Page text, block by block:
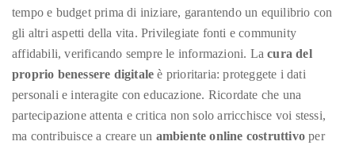
tempo e budget prima di iniziare, garantendo un equilibrio con
gli altri aspetti della vita. Privilegiate fonti e community
affidabili, verificando sempre le informazioni. Lacura del
proprio benessere digitale è prioritaria: proteggete i dati
personali e interagite con educazione. Ricordate che una
partecipazione attenta e critica non solo arricchisce voi stessi,
ma contribuisce a creare un ambiente online costruttivo per